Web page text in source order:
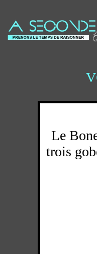
Le
trois